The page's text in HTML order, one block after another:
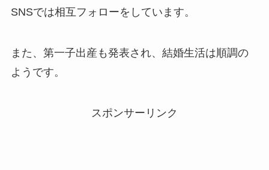
SNSでは相互フォローをしています。
また、第一子出産も発表され、結婚生活は順調の
ようです。
スポンサーリンク